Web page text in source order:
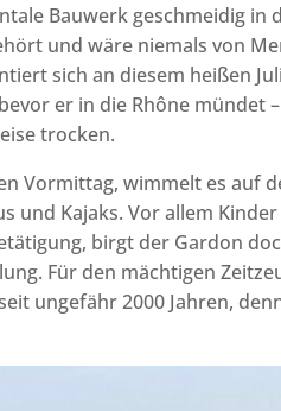
Bauwerk geschmeidig in
und wäre niemals von
sich an diesem heißen
er in die Rhône mündet
trocken.
Vormittag, wimmelt es auf
und Kajaks. Vor allem
birgt der Gardon
Für den mächtigen
ungefähr 2000 Jahren,